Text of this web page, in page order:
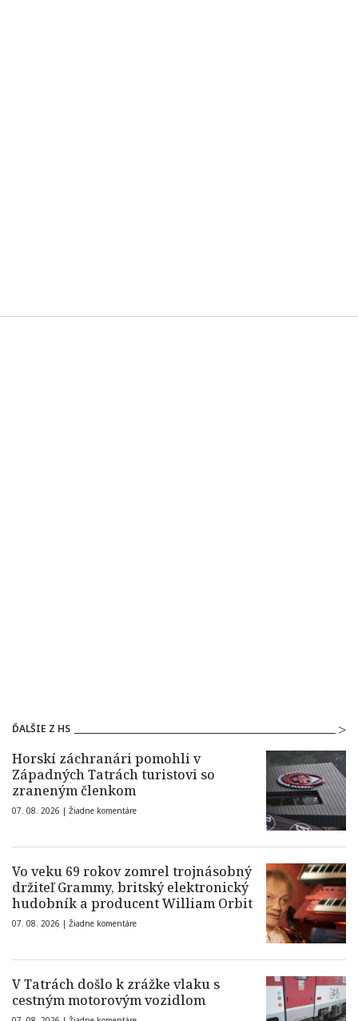
ĎALŠIE Z HS
Horskí záchranári pomohli v
Západných Tatrách turistovi so
zraneným členkom
07. 08. 2026 | Žiadne komentáre
Vo veku 69 rokov zomrel trojnásobný
držiteľ Grammy, britský elektronický
hudobník a producent William Orbit
07. 08. 2026 | Žiadne komentáre
V Tatrách došlo k zrážke vlaku s
cestným motorovým vozidlom